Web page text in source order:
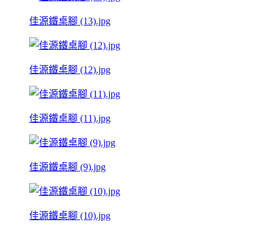
佳源鐵桌腳 (13).jpg
佳源鐵桌腳 (12).jpg
佳源鐵桌腳 (11).jpg
佳源鐵桌腳 (9).jpg
佳源鐵桌腳 (10).jpg